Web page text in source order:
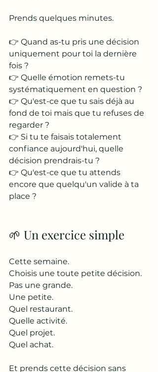
Prends quelques minutes.
👉 Quand as-tu pris une décision
uniquement pour toi la dernière
fois ?
👉 Quelle émotion remets-tu
systématiquement en question ?
👉 Qu'est-ce que tu sais déjà au
fond de toi mais que tu refuses de
regarder ?
👉 Si tu te faisais totalement
confiance aujourd'hui, quelle
décision prendrais-tu ?
👉 Qu'est-ce que tu attends
encore que quelqu'un valide à ta
place ?
🌱 Un exercice simple
Cette semaine.
Choisis une toute petite décision.
Pas une grande.
Une petite.
Quel restaurant.
Quelle activité.
Quel projet.
Quel achat.
Et prends cette décision sans